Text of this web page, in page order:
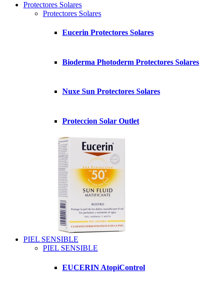
Protectores Solares
Protectores Solares
Eucerin Protectores Solares
Bioderma Photoderm Protectores Solares
Nuxe Sun Protectores Solares
Proteccion Solar Outlet
PIEL SENSIBLE
PIEL SENSIBLE
EUCERIN AtopiControl